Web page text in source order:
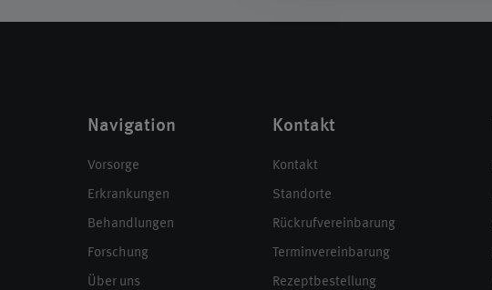
Navigation
Vorsorge
Erkrankungen
Behandlungen
Forschung
Über uns
Kontakt
Kontakt
Standorte
Rückrufvereinbarung
Terminvereinbarung
Rezeptbestellung